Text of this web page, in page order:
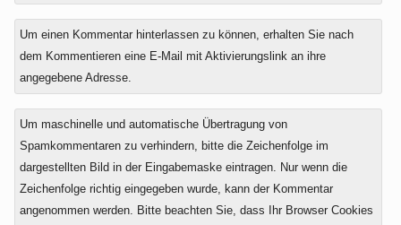
Um einen Kommentar hinterlassen zu können, erhalten Sie nach
dem Kommentieren eine E-Mail mit Aktivierungslink an ihre
angegebene Adresse.
Um maschinelle und automatische Übertragung von
Spamkommentaren zu verhindern, bitte die Zeichenfolge im
dargestellten Bild in der Eingabemaske eintragen. Nur wenn die
Zeichenfolge richtig eingegeben wurde, kann der Kommentar
angenommen werden. Bitte beachten Sie, dass Ihr Browser Cookies